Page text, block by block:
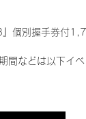
』個別握手券付
間などは以下イ